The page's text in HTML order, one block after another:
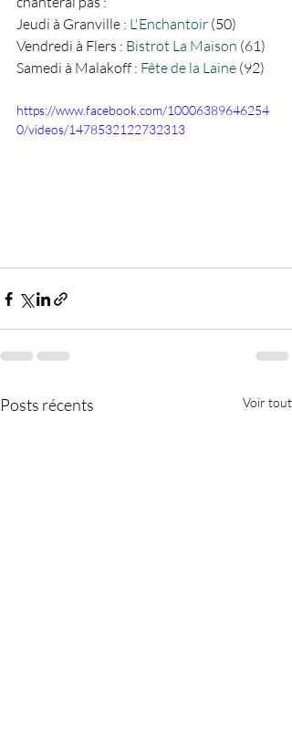
Jeudi à Granville : L'Enchantoir (50)
Vendredi à Flers : Bistrot La Maison (61)
Samedi à Malakoff : Fête de la Laine (92)
https://www.facebook.com/10006389646254
0/videos/1478532122732313
Posts récents Voir tout